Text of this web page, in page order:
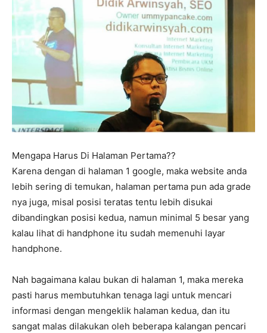
Mengapa Harus Di Halaman Pertama??
Karena dengan di halaman 1 google, maka website anda
lebih sering di temukan, halaman pertama pun ada grade
nya juga, misal posisi teratas tentu lebih disukai
dibandingkan posisi kedua, namun minimal 5 besar yang
kalau lihat di handphone itu sudah memenuhi layar
handphone.
Nah bagaimana kalau bukan di halaman 1, maka mereka
pasti harus membutuhkan tenaga lagi untuk mencari
informasi dengan mengeklik halaman kedua, dan itu
sangat malas dilakukan oleh beberapa kalangan pencari